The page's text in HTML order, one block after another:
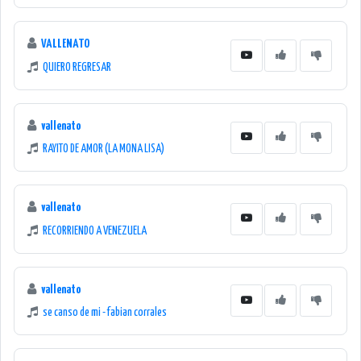
VALLENATO
QUIERO REGRESAR
vallenato
RAYITO DE AMOR (LA MONA LISA)
vallenato
RECORRIENDO A VENEZUELA
vallenato
se canso de mi - fabian corrales